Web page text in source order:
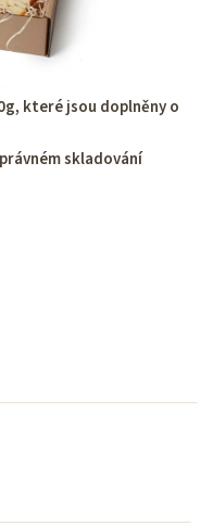
které jsou doplněny o
skladování